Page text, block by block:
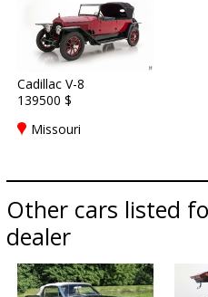
Cadillac V-8
139500 $
Missouri
Other cars listed
dealer